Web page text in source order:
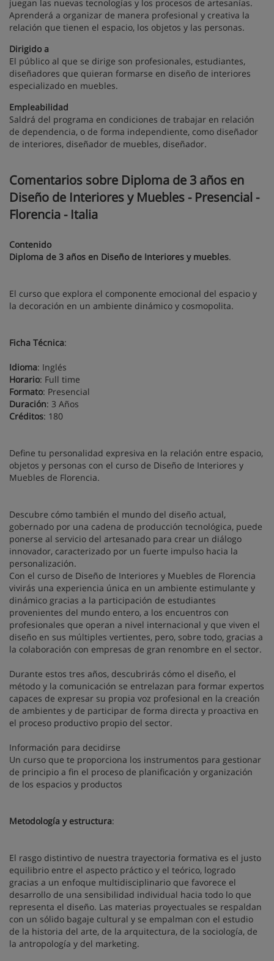
juegan las nuevas tecnologías y los procesos de artesanías.
Aprenderá a organizar de manera profesional y creativa la
relación que tienen el espacio, los objetos y las personas.
Dirigido a
El público al que se dirige son profesionales, estudiantes,
diseñadores que quieran formarse en diseño de interiores
especializado en muebles.
Empleabilidad
Saldrá del programa en condiciones de trabajar en relación
de dependencia, o de forma independiente, como diseñador
de interiores, diseñador de muebles, diseñador.
Comentarios sobre Diploma de 3 años en
Diseño de Interiores y Muebles - Presencial -
Florencia - Italia
Contenido
Diploma de 3 años en Diseño de Interiores y muebles.
El curso que explora el componente emocional del espacio y
la decoración en un ambiente dinámico y cosmopolita.
Ficha Técnica:
Idioma: Inglés
Horario: Full time
Formato: Presencial
Duración: 3 Años
Créditos: 180
Define tu personalidad expresiva en la relación entre espacio,
objetos y personas con el curso de Diseño de Interiores y
Muebles de Florencia.
Descubre cómo también el mundo del diseño actual,
gobernado por una cadena de producción tecnológica, puede
ponerse al servicio del artesanado para crear un diálogo
innovador, caracterizado por un fuerte impulso hacia la
personalización.
Con el curso de Diseño de Interiores y Muebles de Florencia
vivirás una experiencia única en un ambiente estimulante y
dinámico gracias a la participación de estudiantes
provenientes del mundo entero, a los encuentros con
profesionales que operan a nivel internacional y que viven el
diseño en sus múltiples vertientes, pero, sobre todo, gracias a
la colaboración con empresas de gran renombre en el sector.
Durante estos tres años, descubrirás cómo el diseño, el
método y la comunicación se entrelazan para formar expertos
capaces de expresar su propia voz profesional en la creación
de ambientes y de participar de forma directa y proactiva en
el proceso productivo propio del sector.
Información para decidirse
Un curso que te proporciona los instrumentos para gestionar
de principio a fin el proceso de planificación y organización
de los espacios y productos
Metodología y estructura:
El rasgo distintivo de nuestra trayectoria formativa es el justo
equilibrio entre el aspecto práctico y el teórico, logrado
gracias a un enfoque multidisciplinario que favorece el
desarrollo de una sensibilidad individual hacia todo lo que
representa el diseño. Las materias proyectuales se respaldan
con un sólido bagaje cultural y se empalman con el estudio
de la historia del arte, de la arquitectura, de la sociología, de
la antropología y del marketing.